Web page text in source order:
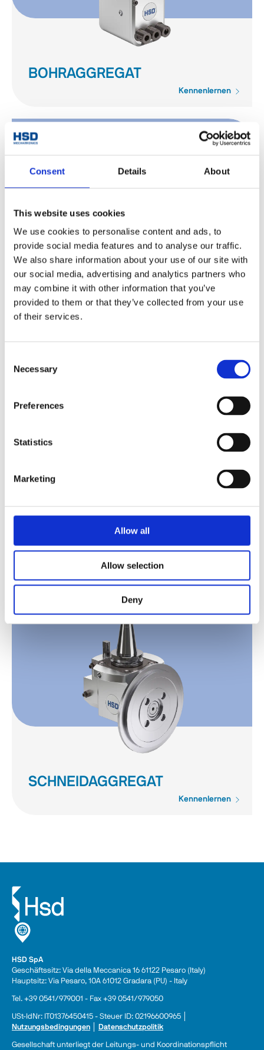
Consent Details About
This website uses cookies
We use cookies to personalise content and ads, to
provide social media features and to analyse our traffic.
We also share information about your use of our site with
our social media, advertising and analytics partners who
may combine it with other information that you’ve
provided to them or that they’ve collected from your use
of their services.
Selection
Necessary
Preferences
Statistics
Marketing
Allow all
Allow selection
Deny
BOHRAGGREGAT
Kennenlernen
FRÄSAGGREGAT
KLAPPBARES AGGREGAT
SCHNEIDAGGREGAT
Kennenlernen
HSD SpA
Geschäftssitz: Via della Meccanica 16 61122 Pesaro (Italy)
Hauptsitz: Via Pesaro, 10A 61012 Gradara (PU) - Italy
Tel. +39 0541/979001 - Fax +39 0541/979050
USt-IdNr: IT01376450415 - Steuer ID: 02196600965 │
Nutzungsbedingungen
Datenschutzpolitik
Gesellschaft unterliegt der Leitungs- und Koordinationspflicht